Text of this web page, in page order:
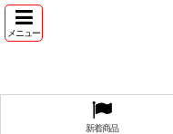
メニュー
新着商品